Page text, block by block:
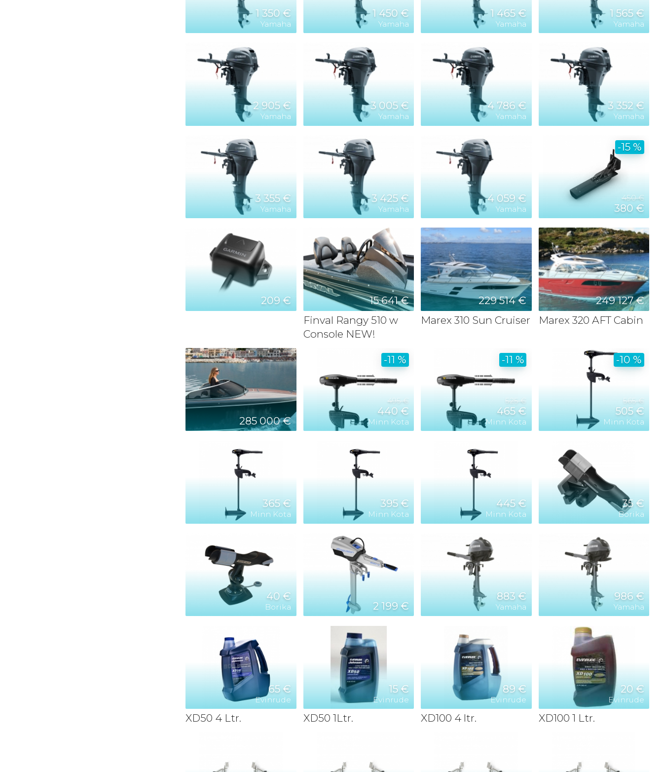
1 350 €
Yamaha
1 450 €
Yamaha
1 465 €
Yamaha
1 565 €
Yamaha
2 905 €
Yamaha
3 005 €
Yamaha
4 786 €
Yamaha
3 352 €
Yamaha
3 355 €
Yamaha
3 425 €
Yamaha
4 059 €
Yamaha
450 €
380 €
-15 %
209 €
15 641 €
Finval Rangy 510 w
Console NEW!
229 514 €
Marex 310 Sun Cruiser
249 127 €
Marex 320 AFT Cabin
285 000 €
495 €
440 €
Minn Kota
-11 %
525 €
465 €
Minn Kota
-11 %
565 €
505 €
Minn Kota
-10 %
365 €
Minn Kota
395 €
Minn Kota
445 €
Minn Kota
35 €
Borika
40 €
Borika 2 199 €
883 €
Yamaha
986 €
Yamaha
65 €
Evinrude
XD50 4 Ltr.
15 €
Evinrude
XD50 1Ltr.
89 €
Evinrude
XD100 4 ltr.
20 €
Evinrude
XD100 1 Ltr.